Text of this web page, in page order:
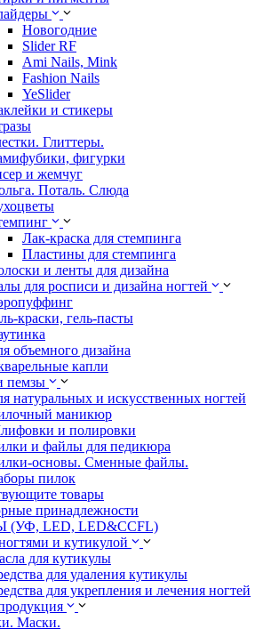
Новогодние
Slider RF
Ami Nails, Mink
Fashion Nails
YeSlider
и стикеры
Глиттеры.
фигурки
и жемчуг
Поталь. Слюда
Лак-краска для стемпинга
Пластины для стемпинга
и ленты для дизайна
для росписи и дизайна ногтей
краски, гель-пасты
объемного дизайна
капли
пемзы
натуральных и искусственных ногтей
маникюр
и полировки
и файлы для педикюра
основы. Сменные файлы.
пилок
товары
принадлежности
LED, LED&CCFL)
и кутикулой
для кутикулы
для удаления кутикулы
для укрепления и лечения ногтей
Маски.